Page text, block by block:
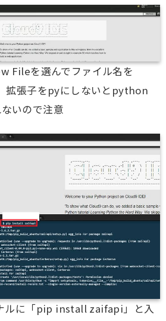
Fileを選んでファイル名を
拡張子をpyにしないとpython
いので注意
ルに「pip install zaifapi」と入